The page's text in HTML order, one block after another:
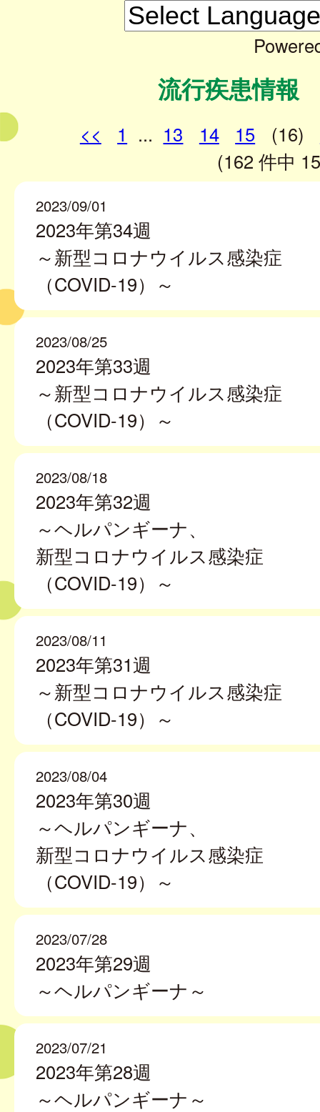
流行疾患情報
<< 1 ... 13 14 15 (16)
(162 件中
2023/09/01
2023年第34週
～新型コロナウイルス感染症
（COVID-19）～
2023/08/25
2023年第33週
～新型コロナウイルス感染症
（COVID-19）～
2023/08/18
2023年第32週
～ヘルパンギーナ、
新型コロナウイルス感染症
（COVID-19）～
2023/08/11
2023年第31週
～新型コロナウイルス感染症
（COVID-19）～
2023/08/04
2023年第30週
～ヘルパンギーナ、
新型コロナウイルス感染症
（COVID-19）～
2023/07/28
2023年第29週
～ヘルパンギーナ～
2023/07/21
2023年第28週
～ヘルパンギーナ～